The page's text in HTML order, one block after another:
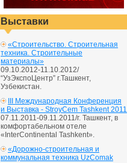
Выставки
«Строительство. Строительная
техника. Строительные
материалы»
09.10.2012-11.10.2012/
“УзЭкспоЦентр” г.Ташкент,
Узбекистан.
III Международная Конференция
и Выставка - StroyCem Tashkent 2011
07.11.2011-09.11.2011/г. Ташкент, в
комфортабельном отеле
«InterContinental Tashkent».
«Дорожно-строительная и
коммунальная техника UzComak